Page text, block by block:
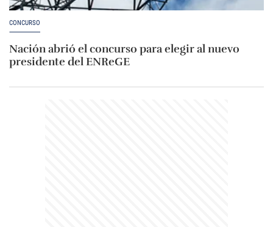
CONCURSO
Nación abrió el concurso para elegir al nuevo
presidente del ENReGE